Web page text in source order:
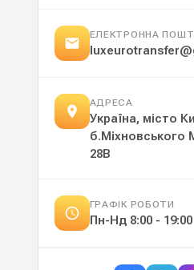
ЕЛЕКТРОННА
АДРЕСА
Україна, місто
б.Міхновського
28В
ГРАФІК РОБОТИ
Пн-Нд 8:00 - 19:00